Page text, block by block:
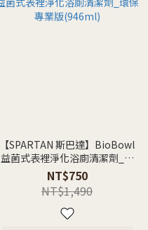
【SPARTAN 斯巴達】BioBowl
益菌式表裡淨化浴廁清潔劑_環
保專業版(946ml)
NT$750
NT$1,490